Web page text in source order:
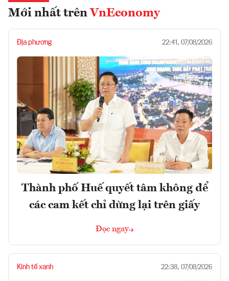
Mới nhất trên VnEconomy
Địa phương 22:41, 07/08/2026
Thành phố Huế quyết tâm không để
các cam kết chỉ dừng lại trên giấy
Đọc ngay
Kinh tế xanh 22:38, 07/08/2026